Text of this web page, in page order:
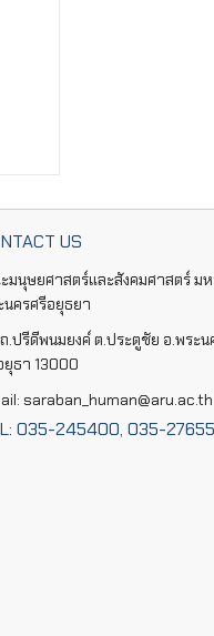
US
มนุษยศาสตร์และสังคมศาสตร์ ม
นครศรีอยุธยา
.ปรีดีพนมยงค์ ต.ประตูชัย อ.พระ
ยุธา 13000
saraban_human@aru.ac.th
035-245400, 035-